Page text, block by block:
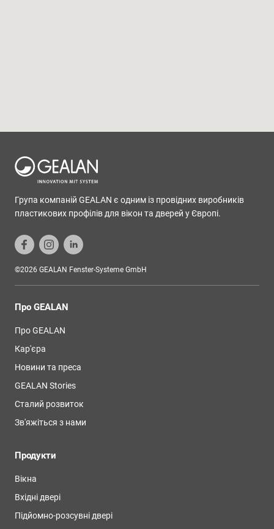
Група компаній GEALAN є одним із провідних виробників
пластикових профілів для вікон та дверей у Європі.
©2026 GEALAN Fenster-Systeme GmbH
Про GEALAN
Про GEALAN
Кар'єра
Новини та преса
GEALAN Stories
Сталий розвиток
Зв'яжіться з нами
Продукти
Вікна
Вхідні двері
Підйомно-розсувні двері